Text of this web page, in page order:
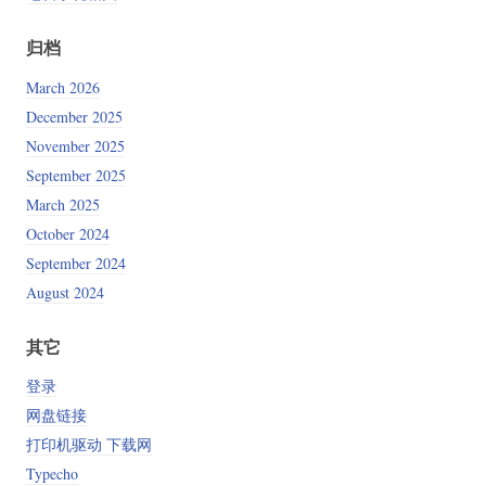
归档
March 2026
December 2025
November 2025
September 2025
March 2025
October 2024
September 2024
August 2024
其它
登录
网盘链接
打印机驱动 下载网
Typecho